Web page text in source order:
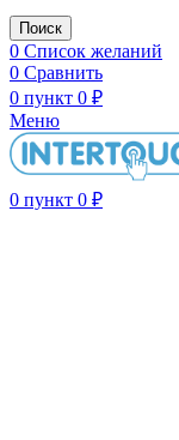
Поиск
0 Список желаний
0 Сравнить
0 пункт 0 ₽
Меню
0 пункт 0 ₽